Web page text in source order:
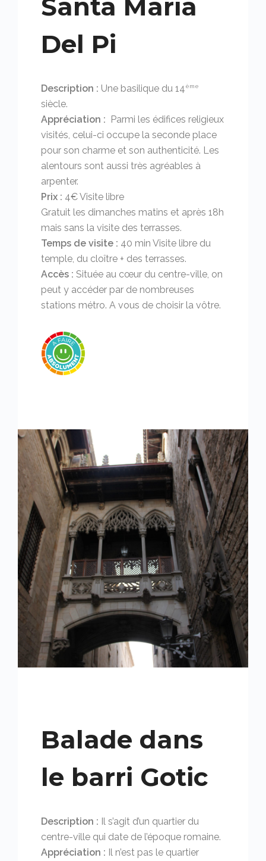
Santa Maria
Del Pi
Description : Une basilique du 14ème
siècle.
Appréciation : Parmi les édifices religieux
visités, celui-ci occupe la seconde place
pour son charme et son authenticité. Les
alentours sont aussi très agréables à
arpenter.
Prix : 4€ Visite libre
Gratuit les dimanches matins et après 18h
mais sans la visite des terrasses.
Temps de visite : 40 min Visite libre du
temple, du cloître + des terrasses.
Accès : Située au cœur du centre-ville, on
peut y accéder par de nombreuses
stations métro. A vous de choisir la vôtre.
Balade dans
le barri Gotic
Description : Il s’agit d’un quartier du
centre-ville qui date de l’époque romaine.
Appréciation : Il n’est pas le quartier